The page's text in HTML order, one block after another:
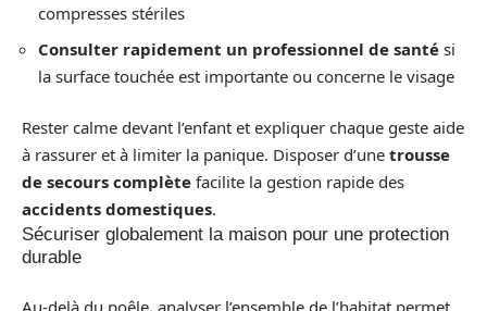
compresses stériles
Consulter rapidement un professionnel de santé si
la surface touchée est importante ou concerne le visage
Rester calme devant l’enfant et expliquer chaque geste aide
à rassurer et à limiter la panique. Disposer d’une trousse
de secours complète facilite la gestion rapide des
accidents domestiques.
Sécuriser globalement la maison pour une protection
durable
Au-delà du poêle, analyser l’ensemble de l’habitat permet